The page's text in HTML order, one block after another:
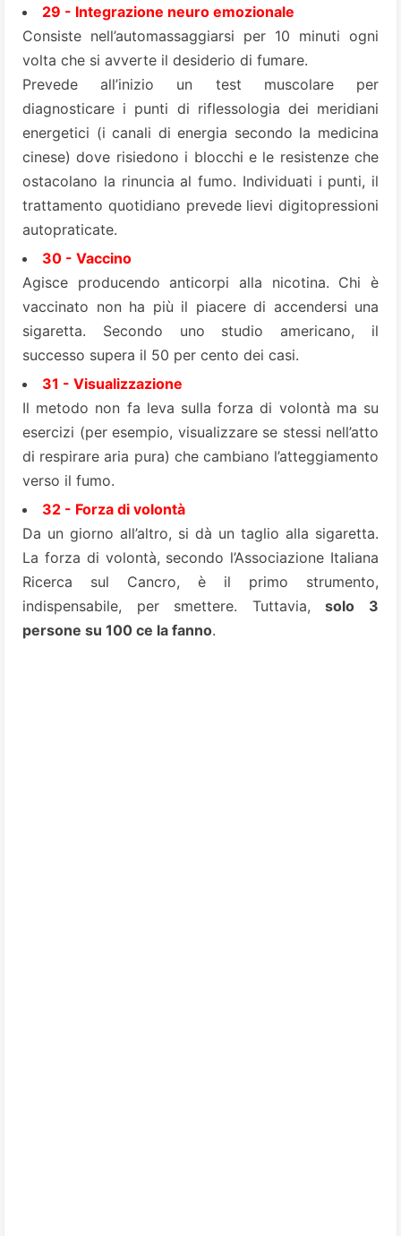
29 - Integrazione neuro emozionale
Consiste nell’automassaggiarsi per 10 minuti ogni
volta che si avverte il desiderio di fumare.
Prevede all’inizio un test muscolare per
diagnosticare i punti di riflessologia dei meridiani
energetici (i canali di energia secondo la medicina
cinese) dove risiedono i blocchi e le resistenze che
ostacolano la rinuncia al fumo. Individuati i punti, il
trattamento quotidiano prevede lievi digitopressioni
autopraticate.
30 - Vaccino
Agisce producendo anticorpi alla nicotina. Chi è
vaccinato non ha più il piacere di accendersi una
sigaretta. Secondo uno studio americano, il
successo supera il 50 per cento dei casi.
31 - Visualizzazione
Il metodo non fa leva sulla forza di volontà ma su
esercizi (per esempio, visualizzare se stessi nell’atto
di respirare aria pura) che cambiano l’atteggiamento
verso il fumo.
32 - Forza di volontà
Da un giorno all’altro, si dà un taglio alla sigaretta.
La forza di volontà, secondo l’Associazione Italiana
Ricerca sul Cancro, è il primo strumento,
indispensabile, per smettere. Tuttavia,solo 3
persone su 100 ce la fanno.